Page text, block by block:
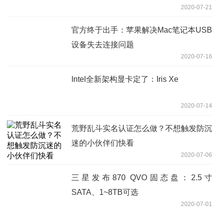
2020-07-21
官方终于出手：苹果解决Mac笔记本USB
设备失去连接问题
2020-07-16
Intel全新架构显卡定了：Iris Xe
2020-07-14
荒野乱斗实名认证怎么做？不想触发防沉
迷的小伙伴们快看
2020-07-06
三星发布870 QVO固态盘：2.5寸
SATA、1~8TB可选
2020-07-01